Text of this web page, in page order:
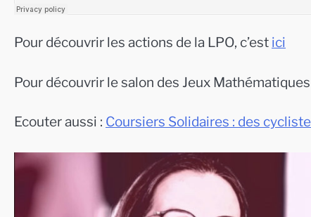
Pour découvrir les actions de la LPO, c’est ici
Pour découvrir le salon des Jeux
Ecouter aussi : Coursiers Solidaires : des